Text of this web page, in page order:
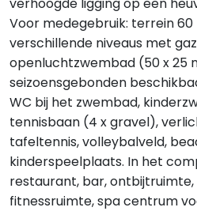
Voor medegebruik: terrein 60
verschillende niveaus met
openluchtzwembad (50 x 25
seizoensgebonden
WC bij het zwembad,
tennisbaan (4 x gravel),
tafeltennis, volleybalveld,
kinderspeelplaats. In het
restaurant, bar,
fitnessruimte, spa centrum